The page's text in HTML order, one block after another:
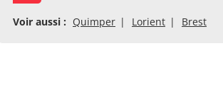
Voir aussi : Quimper Lorient Brest